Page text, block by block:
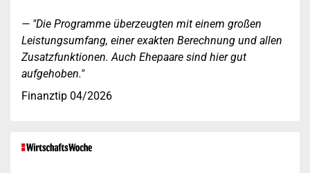
"Die Programme überzeugten mit einem großen
Leistungsumfang, einer exakten Berechnung und allen
Zusatzfunktionen. Auch Ehepaare sind hier gut
aufgehoben."
Finanztip 04/2026